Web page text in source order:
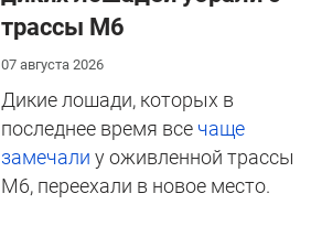
трассы М6
07 августа 2026
Дикие лошади, которых в
последнее время все чаще
замечали у оживленной трассы
М6, переехали в новое место.